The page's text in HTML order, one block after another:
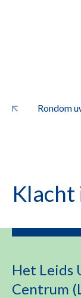
Rondom
Klacht
Het Leids
Centrum